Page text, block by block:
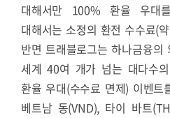
대해서만 100% 환율 우대
대해서는 소정의 환전 수수료(
반면 트래블로그는 하나금융의
세계 40여 개가 넘는 대다수
환율 우대(수수료 면제) 이벤
베트남 동(VND), 타이 바트